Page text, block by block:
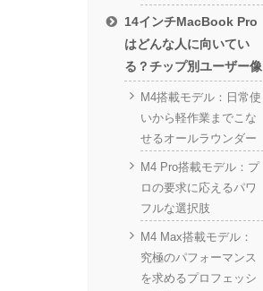
14インチMacBook Pro
はどんな人に向いてい
る？チップ別ユーザー像
M4搭載モデル：日常使
いから軽作業までこな
せるオールラウンダー
M4 Pro搭載モデル：プ
ロの要求に応えるパワ
フルな選択肢
M4 Max搭載モデル：
究極のパフォーマンス
を求めるプロフェッシ